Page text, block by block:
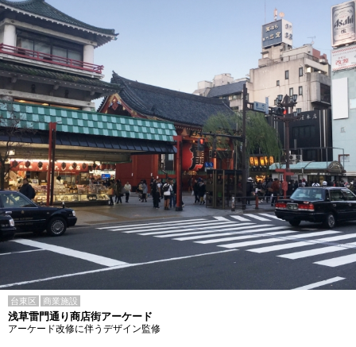
台東区 商業施設
浅草雷門通り商店街アーケード
アーケード改修に伴うデザイン監修